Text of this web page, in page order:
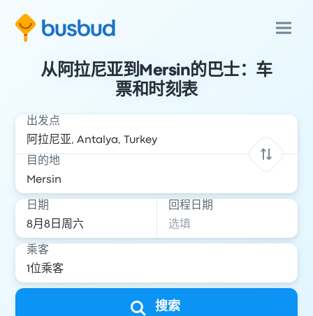
从阿拉尼亚到Mersin的巴士：车
票和时刻表
出发点
目的地
日期 回程日期
乘客
搜索